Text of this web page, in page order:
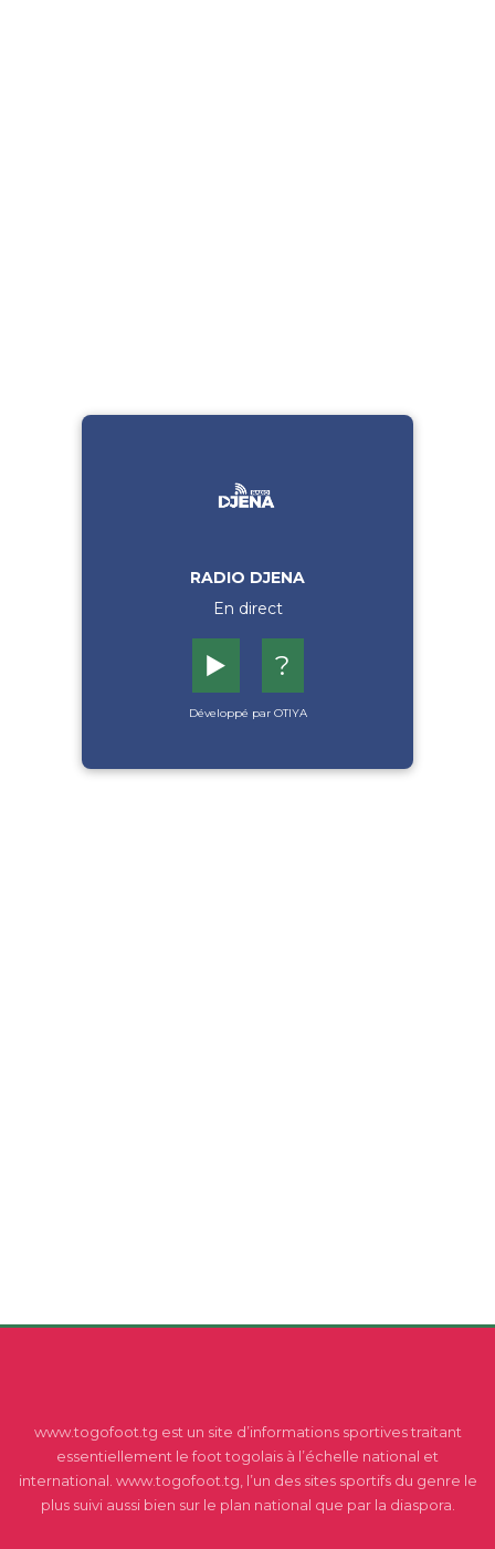
RADIO DJENA
En direct
▶️ ?
Développé par OTIYA
www.togofoot.tg est un site d’informations sportives traitant
essentiellement le foot togolais à l’échelle national et
international. www.togofoot.tg, l’un des sites sportifs du genre le
plus suivi aussi bien sur le plan national que par la diaspora.